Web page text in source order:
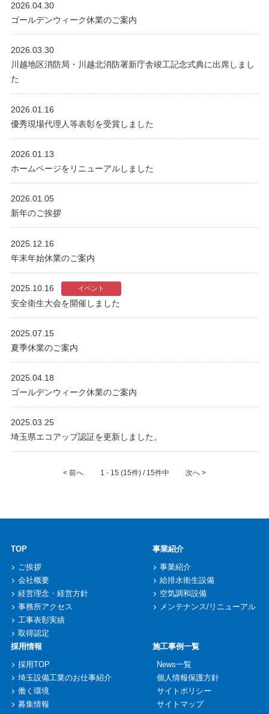
2026.04.30
ゴールデンウィーク休業のご案内
2026.03.30
川越地区消防局・川越北消防署新庁舎竣工記念式典に出席しまし
た
2026.01.16
優秀現場代理人等表彰を受賞しました
2026.01.13
ホームページをリニューアルしました
2026.01.05
新年のご挨拶
2025.12.16
年末年始休業のご案内
2025.10.16 イベント
安全衛生大会を開催しました
2025.07.15
夏季休業のご案内
2025.04.18
ゴールデンウィーク休業のご案内
2025.03.25
埼玉県エコアップ認証を更新しました。
< 前へ 1 - 15 (15件) / 15件中 次へ >
TOP
ご挨拶
会社概要
経営理念・経営方針
事務所アクセス
工事表彰実績
取得認定
事業紹介
事業紹介
給排水衛生設備
空気調和設備
メンテナンス/リニューアル
採用情報
採用TOP
埼玉設備工業のお仕事紹介
働く環境
募集情報
施工事例一覧
News一覧
個人情報保護方針
サイトポリシー
サイトマップ